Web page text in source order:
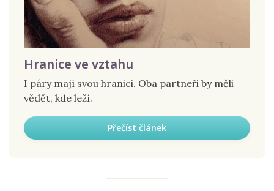
Hranice ve vztahu
I páry mají svou hranici. Oba partneři by měli
vědět, kde leží.
Přečíst článek